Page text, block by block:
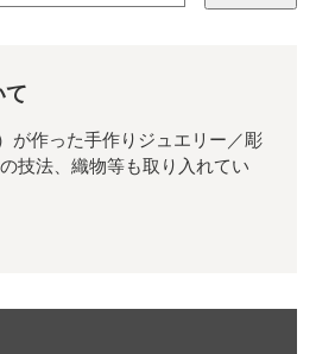
て
が作った手作りジュエリー／彫
技法、織物等も取り入れてい